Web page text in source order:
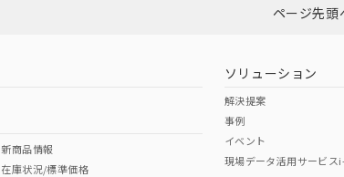
ページ先頭
新商品情報
在庫状況/標準価格
ソリューション
解決提案
事例
イベント
現場データ活用サービス